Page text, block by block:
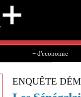
+ d'economie
ENQUÊTE